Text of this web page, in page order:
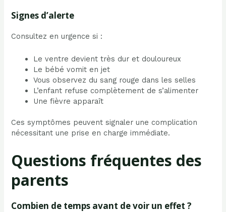
Signes d’alerte
Consultez en urgence si :
Le ventre devient très dur et douloureux
Le bébé vomit en jet
Vous observez du sang rouge dans les selles
L’enfant refuse complètement de s’alimenter
Une fièvre apparaît
Ces symptômes peuvent signaler une complication
nécessitant une prise en charge immédiate.
Questions fréquentes des
parents
Combien de temps avant de voir un effet ?